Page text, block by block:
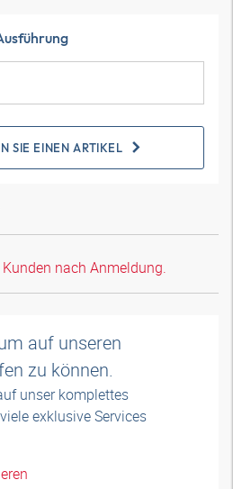
SIE EINEN ARTIKEL
nach Anmeldung.
auf unseren
zu können.
unser komplettes
exklusive Services